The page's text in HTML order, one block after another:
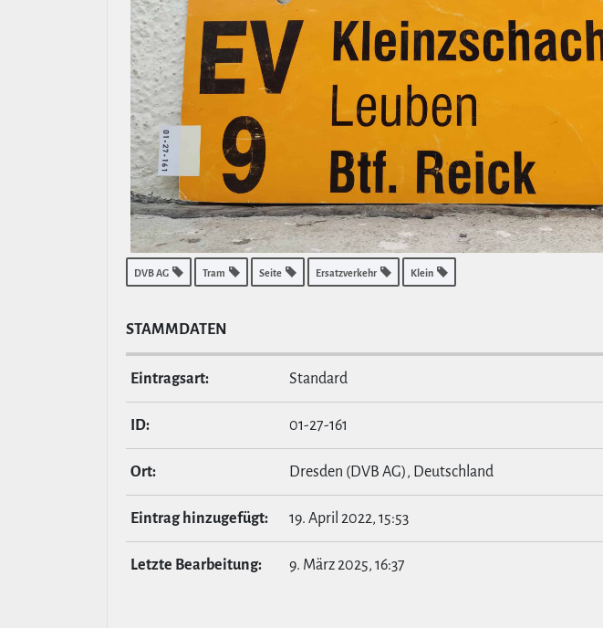
DVB AG Tram Seite Ersatzverkehr Klein
STAMM­DATEN
Ein­tragsart: Standard
ID: 01-27-161
Ort: Dresden (DVB AG), Deutschland
Eintrag hin­zu­ge­fügt: 19. April 2022, 15:53
Letzte Bear­bei­tung: 9. März 2025, 16:37